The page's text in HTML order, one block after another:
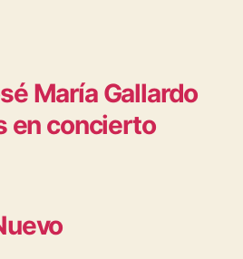
María Gallardo
en concierto